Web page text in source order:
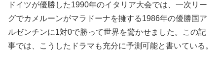
ドイツが優勝した1990年のイタリア大会では、一次リー
グでカメルーンがマラドーナを擁する1986年の優勝国ア
ルゼンチンに1対0で勝って世界を驚かせました。この記
事では、こうしたドラマも充分に予測可能と書いている。